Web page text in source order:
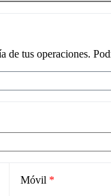
tus operaciones.
Móvil *